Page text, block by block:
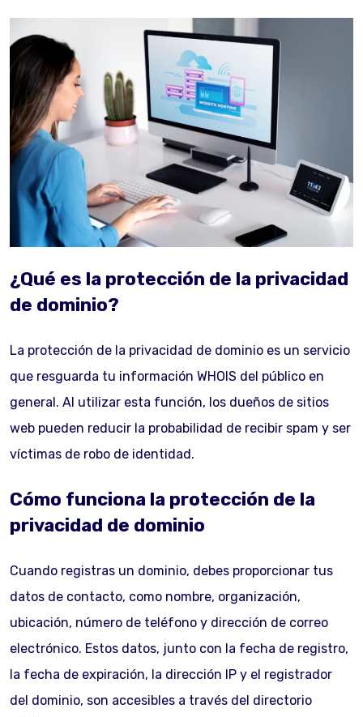
¿Qué es la protección de la privacidad
de dominio?
La protección de la privacidad de dominio es un servicio
que resguarda tu información WHOIS del público en
general. Al utilizar esta función, los dueños de sitios
web pueden reducir la probabilidad de recibir spam y ser
víctimas de robo de identidad.
Cómo funciona la protección de la
privacidad de dominio
Cuando registras un dominio, debes proporcionar tus
datos de contacto, como nombre, organización,
ubicación, número de teléfono y dirección de correo
electrónico. Estos datos, junto con la fecha de registro,
la fecha de expiración, la dirección IP y el registrador
del dominio, son accesibles a través del directorio